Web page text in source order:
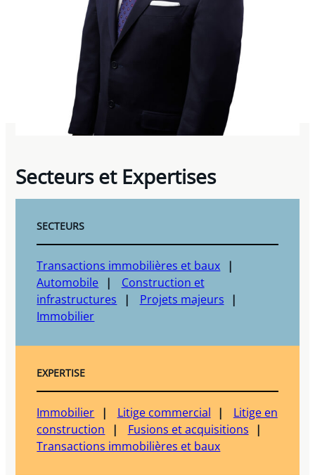
Secteurs et Expertises
SECTEURS
Transactions immobilières et baux
Automobile
Construction et
infrastructures
Projets majeurs
Immobilier
EXPERTISE
Immobilier Litige commercial
Litige en
construction
Fusions et acquisitions
Transactions immobilières et baux